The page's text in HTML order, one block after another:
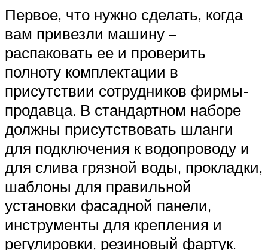
Первое, что нужно сделать, когда
вам привезли машину –
распаковать ее и проверить
полноту комплектации в
присутствии сотрудников фирмы-
продавца. В стандартном наборе
должны присутствовать шланги
для подключения к водопроводу и
для слива грязной воды, прокладки,
шаблоны для правильной
установки фасадной панели,
инструменты для крепления и
регулировки, резиновый фартук.